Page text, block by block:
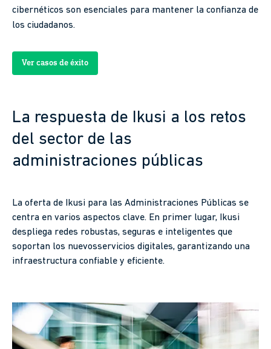
cibernéticos son esenciales para mantener la confianza de
los ciudadanos.
Ver casos de éxito
La respuesta de Ikusi a los retos
del sector de las
administraciones públicas
La oferta de Ikusi para las Administraciones Públicas se
centra en varios aspectos clave. En primer lugar, Ikusi
despliega redes robustas, seguras e inteligentes que
soportan los nuevosservicios digitales, garantizando una
infraestructura confiable y eficiente.